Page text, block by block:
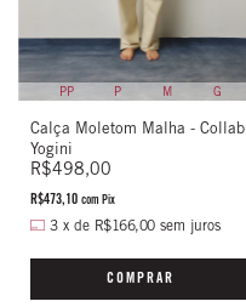
PP P M G
Calça Moletom Malha - Collab
Yogini
R$498,00
R$473,10 com Pix
3 x de R$166,00 sem juros
COMPRAR